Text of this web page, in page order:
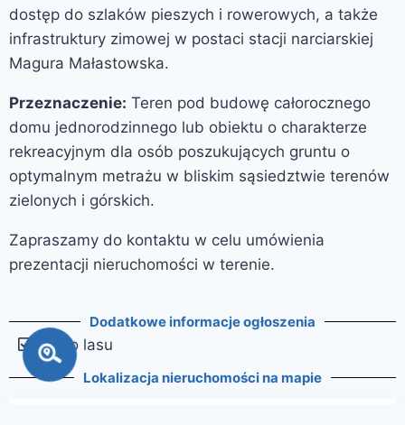
dostęp do szlaków pieszych i rowerowych, a także
infrastruktury zimowej w postaci stacji narciarskiej
Magura Małastowska.
Przeznaczenie: Teren pod budowę całorocznego
domu jednorodzinnego lub obiektu o charakterze
rekreacyjnym dla osób poszukujących gruntu o
optymalnym metrażu w bliskim sąsiedztwie terenów
zielonych i górskich.
Zapraszamy do kontaktu w celu umówienia
prezentacji nieruchomości w terenie.
Dodatkowe informacje ogłoszenia
blisko lasu
Lokalizacja nieruchomości na mapie